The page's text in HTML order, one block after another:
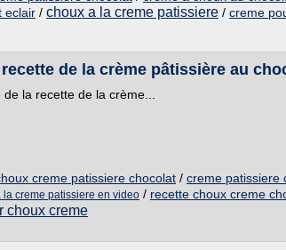
eclair / choux a la creme patissiere / creme
de la crème pâtissière au
la recette de la crème...
creme patissiere chocolat / creme patissiere
la creme patissiere en video / recette choux creme
choux creme